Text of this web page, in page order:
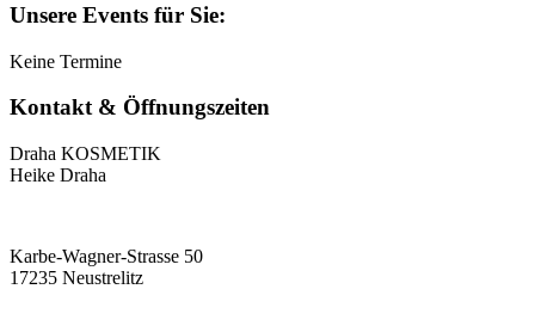
Unsere Events für Sie:
Keine Termine
Kontakt & Öffnungszeiten
Draha KOSMETIK
Heike Draha
Karbe-Wagner-Strasse 50
17235 Neustrelitz